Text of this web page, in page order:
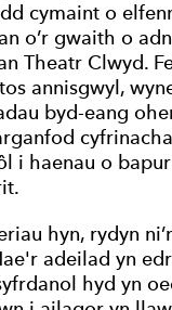
cymaint o
o’r gwaith o
Theatr Clwyd.
annisgwyl,
byd-eang
i haenau o
hyn, rydyn
adeilad yn
hyd yn